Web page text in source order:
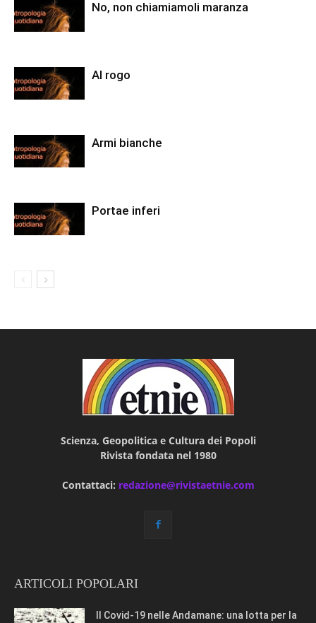
No, non chiamiamoli maranza
Al rogo
Armi bianche
Portae inferi
Scienza, Geopolitica e Cultura dei Popoli
Rivista fondata nel 1980
Contattaci: redazione@rivistaetnie.com
ARTICOLI POPOLARI
Il Covid-19 nelle Andamane: una lotta per la